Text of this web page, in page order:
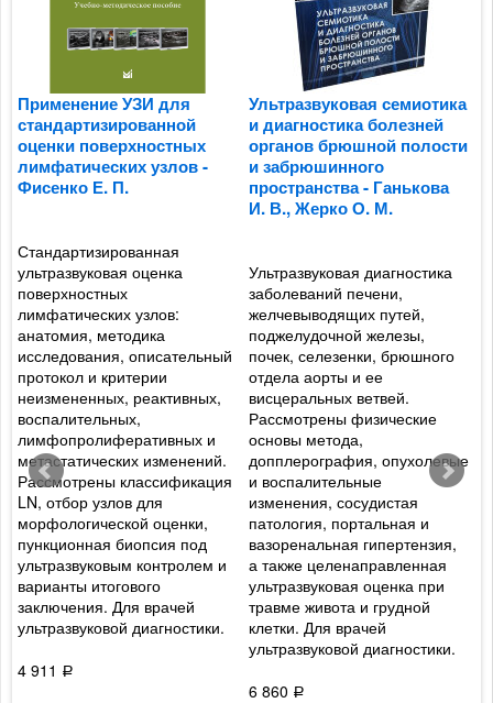
Применение УЗИ для
стандартизированной
оценки поверхностных
лимфатических узлов -
Фисенко Е. П.
Стандартизированная
ультразвуковая оценка
поверхностных
лимфатических узлов:
анатомия, методика
исследования, описательный
протокол и критерии
неизмененных, реактивных,
воспалительных,
лимфопролиферативных и
метастатических изменений.
Рассмотрены классификация
LN, отбор узлов для
морфологической оценки,
пункционная биопсия под
ультразвуковым контролем и
варианты итогового
заключения. Для врачей
ультразвуковой диагностики.
4 911
Р
Ультразвуковая семиотика
и диагностика болезней
органов брюшной полости
и забрюшинного
пространства - Ганькова
И. В., Жерко О. М.
Ультразвуковая диагностика
заболеваний печени,
желчевыводящих путей,
поджелудочной железы,
почек, селезенки, брюшного
отдела аорты и ее
висцеральных ветвей.
Рассмотрены физические
основы метода,
допплерография, опухолевые
и воспалительные
изменения, сосудистая
патология, портальная и
вазоренальная гипертензия,
а также целенаправленная
ультразвуковая оценка при
травме живота и грудной
клетки. Для врачей
ультразвуковой диагностики.
6 860 Р